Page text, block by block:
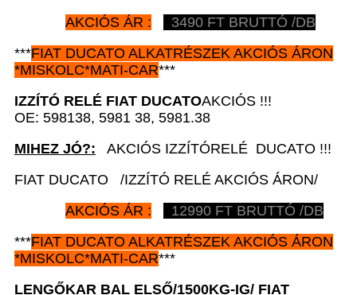
AKCIÓS ÁR :
3490 FT BRUTTÓ /DB
***FIAT DUCATO ALKATRÉSZEK AKCIÓS ÁRON
*MISKOLC*MATI-CAR***
IZZÍTÓ RELÉ FIAT DUCATOAKCIÓS !!!
OE: 598138, 5981 38, 5981.38
MIHEZ JÓ?: AKCIÓS IZZÍTÓRELÉ DUCATO !!!
FIAT DUCATO /IZZÍTÓ RELÉ AKCIÓS ÁRON/
AKCIÓS ÁR :
12990 FT BRUTTÓ /DB
***FIAT DUCATO ALKATRÉSZEK AKCIÓS ÁRON
*MISKOLC*MATI-CAR***
LENGŐKAR BAL ELSŐ/1500KG-IG/ FIAT